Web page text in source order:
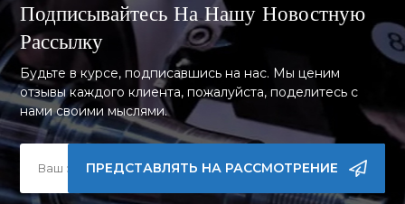
Подписывайтесь На Нашу Новостную
Рассылку
Будьте в курсе, подписавшись на нас. Мы ценим
отзывы каждого клиента, пожалуйста, поделитесь с
нами своими мыслями.
ПРЕДСТАВЛЯТЬ НА РАССМОТРЕНИЕ